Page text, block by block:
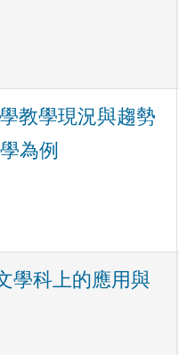
教學現況與趨勢
為例
學科上的應用與